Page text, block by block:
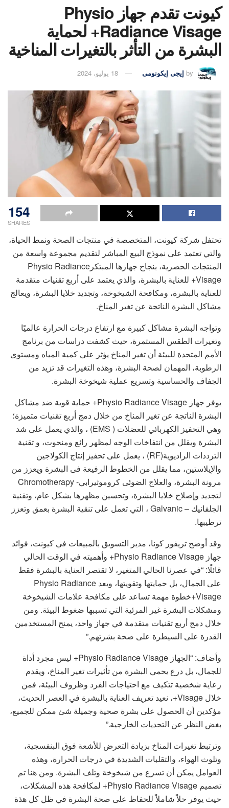
كيونت تقدم جهاز Physio
Radiance Visage+ لحماية
البشرة من التأثر بالتغيرات المناخية
by إيجى إيكونومى 18 يوليو، 2024
154
SHARES
تحتفل شركة كيونت، المتخصصة في منتجات الصحة ونمط الحياة،
والتي تعتمد على نموذج البيع المباشر لتقديم مجموعة واسعة من
المنتجات الحصرية، بنجاح جهازها المبتكرPhysio Radiance
Visage+ للعناية بالبشرة، والذي يعتمد على أربع تقنيات متقدمة
للعناية بالبشرة، ومكافحة الشيخوخة، وتجديد خلايا البشرة، ويعالج
مشاكل البشرة الناتجة عن تغير المناخ.
وتواجه البشرة مشاكل كبيرة مع ارتفاع درجات الحرارة عالميًا
وتغيرات الطقس المستمرة، حيث كشفت دراسات من برنامج
الأمم المتحدة للبيئة أن تغير المناخ يؤثر على كمية المياه ومستوى
الرطوبة، المهمان لصحة البشرة، وهذه التغيرات قد تزيد من
الجفاف والحساسية وتسريع عملية شيخوخة البشرة.
يوفر جهاز Physio Radiance Visage+ حماية قوية ضد مشاكل
البشرة الناتجة عن تغير المناخ من خلال دمج أربع تقنيات متميزة؛
وهي التحفيز الكهربائي للعضلات ( EMS) ، والذي يعمل على شد
البشرة ويقلل من انتفاخات الوجه لمظهر رائع ومنحوت، و تقنية
الترددات الراديوية(RF) ، يعمل على تحفيز إنتاج الكولاجين
والإيلاستين، مما يقلل من الخطوط الرفيعة فى البشرة ويعزز من
مرونة البشرة، والعلاج الضوئى كروموثيرابي- Chromotherapy
لتجديد وإصلاح خلايا البشرة، وتحسين مظهرها بشكل عام، وتقنية
الجلفانيك – Galvanic ، التي تعمل على تنقية البشرة بعمق وتعزز
ترطيبها.
وقد أوضح تريفور كونا، مدير التسويق بالمبيعات في كيونت، فوائد
جهاز Physio Radiance Visage+ وأهميته في الوقت الحالي
قائلًا: “في عصرنا الحالي المتغير، لا تقتصر العناية بالبشرة فقط
على الجمال، بل حمايتها وتقويتها، ويعد Physio Radiance
Visage+خطوة مهمة تساعد على مكافحة علامات الشيخوخة
ومشكلات البشرة غير المرئية التي تسببها ضغوط البيئة. ومن
خلال دمج أربع تقنيات متقدمة في جهاز واحد، يمنح المستخدمين
القدرة على السيطرة على صحة بشرتهم.”
وأضاف: “الجهاز Physio Radiance Visage+ ليس مجرد أداة
للجمال، بل درع يحمي البشرة من تأثيرات تغير المناخ، ويقدم
رعاية شخصية تتكيف مع احتياجات الفرد وظروف البيئة، فمن
خلال Visage+، نعيد تعريف العناية بالبشرة في العصر الحديث،
مؤكدين أن الحصول على بشرة صحية وجميلة شئ ممكن للجميع،
بغض النظر عن التحديات الخارجية.”
وترتبط تغيرات المناخ بزيادة التعرض للأشعة فوق البنفسجية،
وتلوث الهواء، والتقلبات الشديدة في درجات الحرارة، وهذه
العوامل يمكن أن تسرع من شيخوخة وتلف البشرة. ومن هنا تم
تصميم Physio Radiance Visage+ لمكافحة هذه المشكلات،
حيث يوفر حلاً شاملاً للحفاظ على صحة البشرة في ظل كل هذة